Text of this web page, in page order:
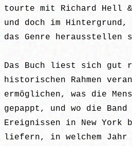
tourte mit Richard Hell &
und doch im
das Genre
Das Buch liest sich gut
historischen Rahmen
ermöglichen, was die
gepappt, und wo die
Ereignissen in New York
liefern, in welchem Jahr